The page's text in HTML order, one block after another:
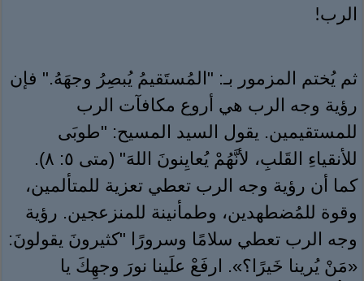
الرب!
ثم يُختم المزمور بـ: "المُستَقيمُ يُبصِرُ وجهَهُ." فإن
رؤية وجه الرب هي أروع مكافآت الرب
للمستقيمين. يقول السيد المسيح: "طوبَى
للأنقياءِ القَلبِ، لأنَّهُمْ يُعايِنونَ اللهَ" (متى ٥: ٨).
كما أن رؤية وجه الرب تعطي تعزية للمتألمين،
وقوة للمُضطهدين، وطمأنينة للمنزعجين. رؤية
وجه الرب تعطي سلامًا وسرورًا "كثيرونَ يقولونَ:
«مَنْ يُرينا خَيرًا؟». ارفَعْ علَينا نورَ وجهِكَ يا